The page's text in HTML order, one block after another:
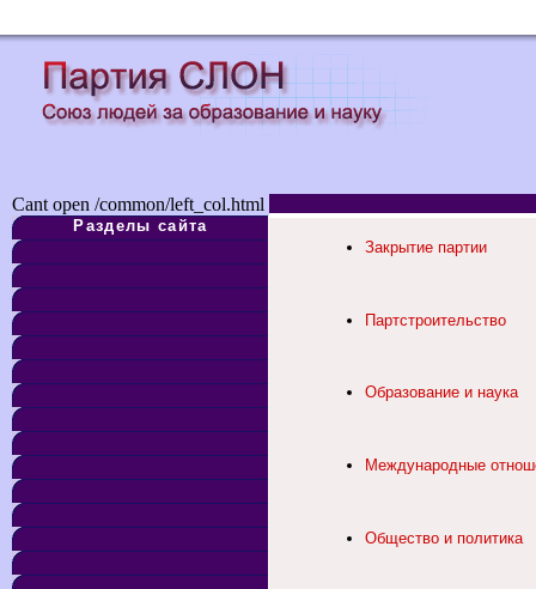
Cant open /common/left_col.html
Разделы сайта
Закрытие партии
Партстроительство
Образование и наука
Международные
Общество и политика